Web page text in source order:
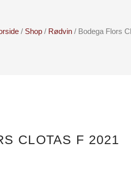
/ Shop / Rødvin / Bodega Flors
CLOTAS F 2021